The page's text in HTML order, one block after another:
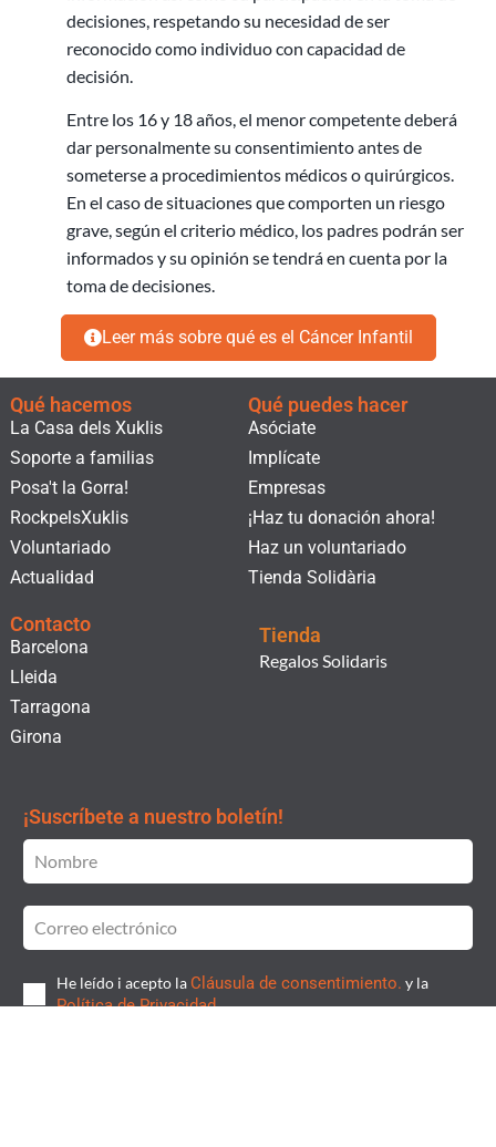
decisiones, respetando su necesidad de ser
reconocido como individuo con capacidad de
decisión.
Entre los 16 y 18 años, el menor competente deberá
dar personalmente su consentimiento antes de
someterse a procedimientos médicos o quirúrgicos.
En el caso de situaciones que comporten un riesgo
grave, según el criterio médico, los padres podrán ser
informados y su opinión se tendrá en cuenta por la
toma de decisiones.
Leer más sobre qué es el Cáncer Infantil
Qué hacemos
La Casa dels Xuklis
Soporte a familias
Posa't la Gorra!
RockpelsXuklis
Voluntariado
Actualidad
Qué puedes hacer
Asóciate
Implícate
Empresas
¡Haz tu donación ahora!
Haz un voluntariado
Tienda Solidària
Contacto
Barcelona
Lleida
Tarragona
Girona
Tienda
Regalos Solidaris
¡Suscríbete a nuestro boletín!
He leído i acepto la Cláusula de consentimiento. y la
Política de Privacidad.